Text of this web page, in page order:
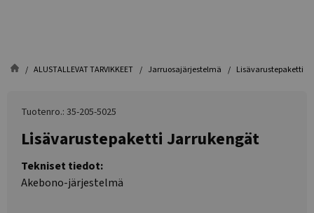
ALUSTALLEVAT TARVIKKEET Jarruosajärjestelmä Lisävarustepaketti
Tuotenro.: 35-205-5025
Lisävarustepaketti Jarrukengät
Tekniset tiedot:
Akebono-järjestelmä